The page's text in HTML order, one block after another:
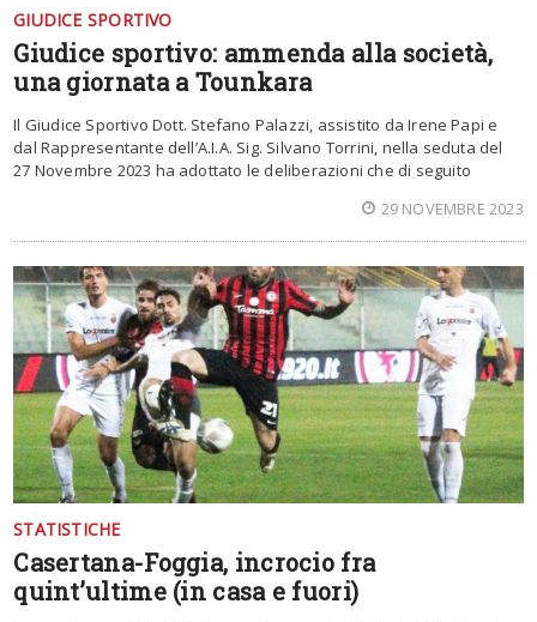
GIUDICE SPORTIVO
Giudice sportivo: ammenda alla società,
una giornata a Tounkara
Il Giudice Sportivo Dott. Stefano Palazzi, assistito da Irene Papi e
dal Rappresentante dell’A.I.A. Sig. Silvano Torrini, nella seduta del
27 Novembre 2023 ha adottato le deliberazioni che di seguito
29 NOVEMBRE 2023
STATISTICHE
Casertana-Foggia, incrocio fra
quint’ultime (in casa e fuori)